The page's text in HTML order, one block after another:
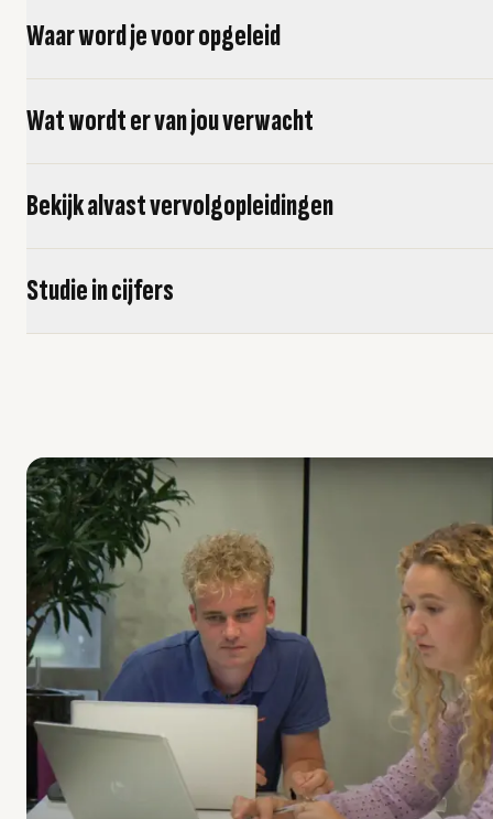
Waar word je voor opgeleid
Wat wordt er van jou verwacht
Bekijk alvast vervolgopleidingen
Studie in cijfers
overslaan